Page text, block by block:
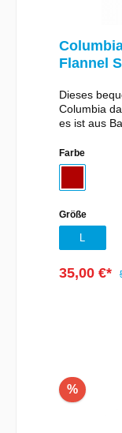
Flannel
Dieses
Columbia
es ist aus
Drop-Tail-
Farbe
Größe
L
35,00 €*
%